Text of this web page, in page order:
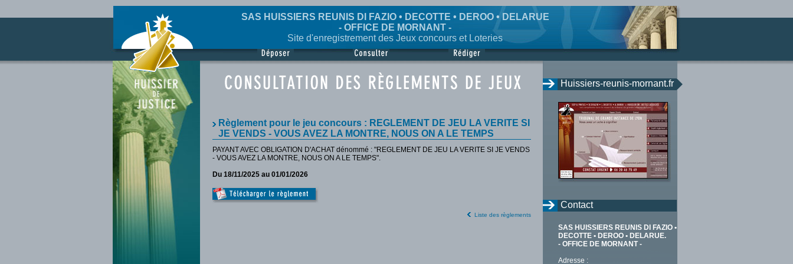
SAS HUISSIERS REUNIS DI FAZIO • DECOTTE • DEROO • DELARUE
- OFFICE DE MORNANT -
Site d'enregistrement des Jeux concours et Loteries
Règlement pour le jeu concours : REGLEMENT DE JEU LA VERITE SI
JE VENDS - VOUS AVEZ LA MONTRE, NOUS ON A LE TEMPS
PAYANT AVEC OBLIGATION D'ACHAT dénommé : "REGLEMENT DE JEU LA VERITE SI JE VENDS
- VOUS AVEZ LA MONTRE, NOUS ON A LE TEMPS".
Du 18/11/2025 au 01/01/2026
Liste des règlements
Huissiers-reunis-mornant.fr
Contact
SAS HUISSIERS REUNIS DI FAZIO •
DECOTTE • DEROO • DELARUE.
- OFFICE DE MORNANT -
Adresse :